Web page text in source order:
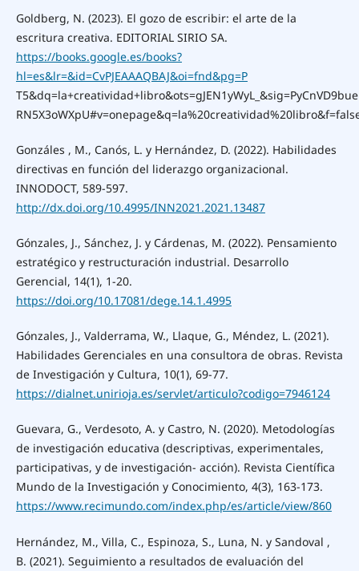
Goldberg, N. (2023). El gozo de escribir: el arte de la
escritura creativa. EDITORIAL SIRIO SA.
https://books.google.es/books?
hl=es&lr=&id=CvPJEAAAQBAJ&oi=fnd&pg=P
Gonzáles , M., Canós, L. y Hernández, D. (2022). Habilidades
directivas en función del liderazgo organizacional.
INNODOCT, 589-597.
http://dx.doi.org/10.4995/INN2021.2021.13487
Gónzales, J., Sánchez, J. y Cárdenas, M. (2022). Pensamiento
estratégico y restructuración industrial. Desarrollo
Gerencial, 14(1), 1-20.
https://doi.org/10.17081/dege.14.1.4995
Gónzales, J., Valderrama, W., Llaque, G., Méndez, L. (2021).
Habilidades Gerenciales en una consultora de obras. Revista
de Investigación y Cultura, 10(1), 69-77.
https://dialnet.unirioja.es/servlet/articulo?codigo=7946124
Guevara, G., Verdesoto, A. y Castro, N. (2020). Metodologías
de investigación educativa (descriptivas, experimentales,
participativas, y de investigación- acción). Revista Científica
Mundo de la Investigación y Conocimiento, 4(3), 163-173.
https://www.recimundo.com/index.php/es/article/view/860
Hernández, M., Villa, C., Espinoza, S., Luna, N. y Sandoval ,
B. (2021). Seguimiento a resultados de evaluación del